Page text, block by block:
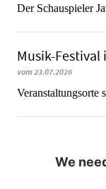
Der Schauspieler
Musik-
vom 23.07.2026
Veranstaltungsorte
We